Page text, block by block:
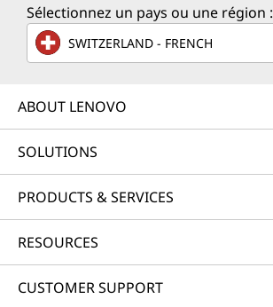
Sélectionnez un pays ou une région :
SWITZERLAND - FRENCH
ABOUT LENOVO
SOLUTIONS
PRODUCTS & SERVICES
RESOURCES
CUSTOMER SUPPORT